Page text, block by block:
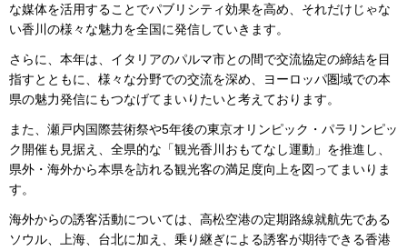
な媒体を活用することでパブリシティ効果を高め、それだけじゃな
い香川の様々な魅力を全国に発信していきます。
さらに、本年は、イタリアのパルマ市との間で交流協定の締結を目
指すとともに、様々な分野での交流を深め、ヨーロッパ圏域での本
県の魅力発信にもつなげてまいりたいと考えております。
また、瀬戸内国際芸術祭や5年後の東京オリンピック・パラリンピッ
ク開催も見据え、全県的な「観光香川おもてなし運動」を推進し、
県外・海外から本県を訪れる観光客の満足度向上を図ってまいりま
す。
海外からの誘客活動については、高松空港の定期路線就航先である
ソウル、上海、台北に加え、乗り継ぎによる誘客が期待できる香港